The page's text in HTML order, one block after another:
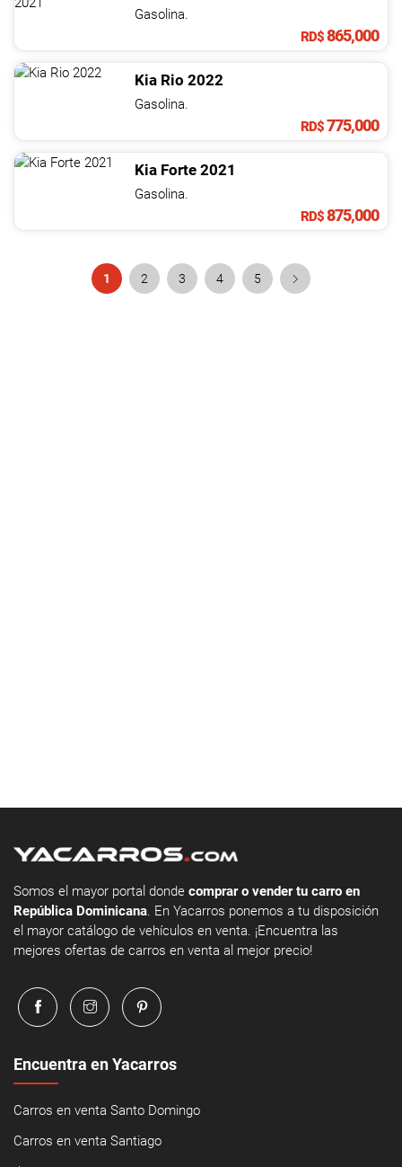
Gasolina.
RD$865,000
Kia Rio 2022
Gasolina.
RD$775,000
Kia Forte 2021
Gasolina.
RD$875,000
1 2 3 4 5
Somos el mayor portal donde comprar o vender tu carro en
República Dominicana. En Yacarros ponemos a tu disposición
el mayor catálogo de vehículos en venta. ¡Encuentra las
mejores ofertas de carros en venta al mejor precio!
Encuentra en Yacarros
Carros en venta Santo Domingo
Carros en venta Santiago